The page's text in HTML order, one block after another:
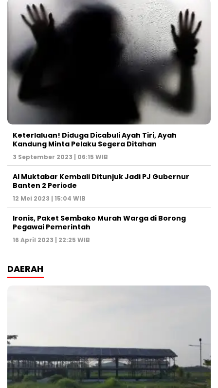
Keterlaluan! Diduga Dicabuli Ayah Tiri, Ayah
Kandung Minta Pelaku Segera Ditahan
3 September 2023 | 06:15 WIB
Al Muktabar Kembali Ditunjuk Jadi PJ Gubernur
Banten 2 Periode
12 Mei 2023 | 15:04 WIB
Ironis, Paket Sembako Murah Warga di Borong
Pegawai Pemerintah
16 April 2023 | 22:25 WIB
DAERAH